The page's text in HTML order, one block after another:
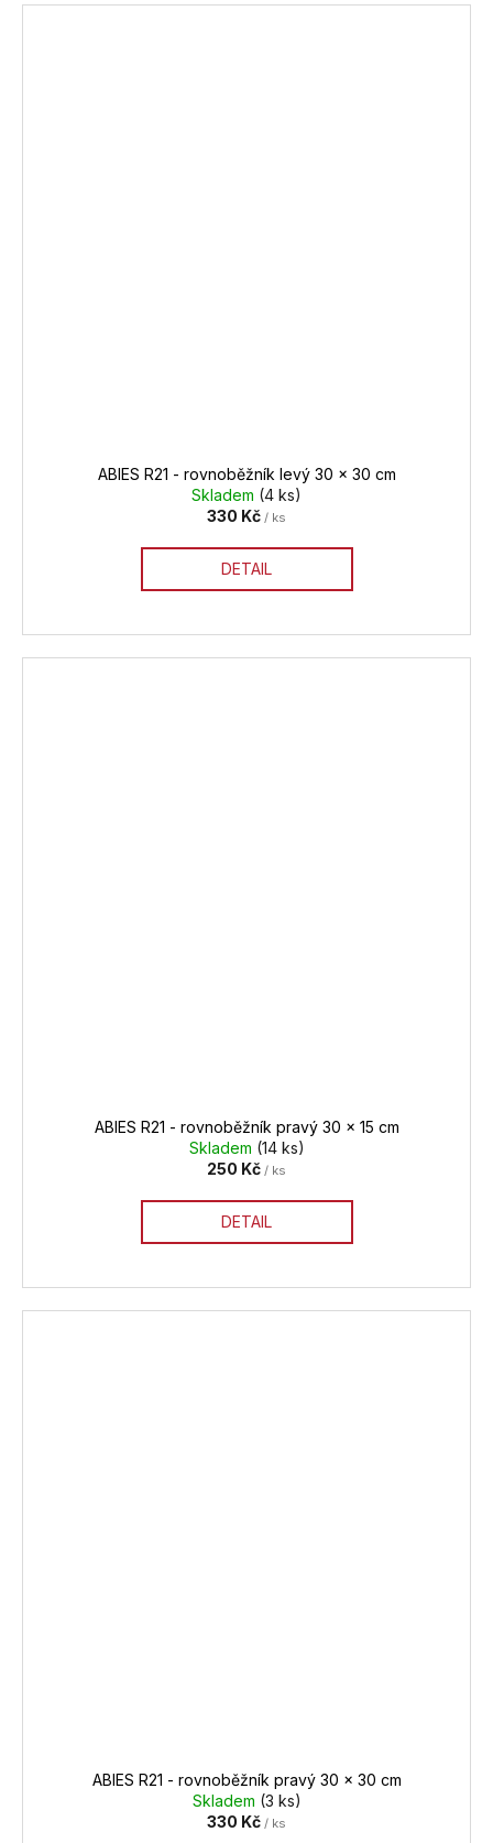
ABIES R21 - rovnoběžník levý 30 x 30 cm
Skladem (4 ks)
330 Kč / ks
DETAIL
ABIES R21 - rovnoběžník pravý 30 x 15 cm
Skladem (14 ks)
250 Kč / ks
DETAIL
ABIES R21 - rovnoběžník pravý 30 x 30 cm
Skladem (3 ks)
330 Kč / ks